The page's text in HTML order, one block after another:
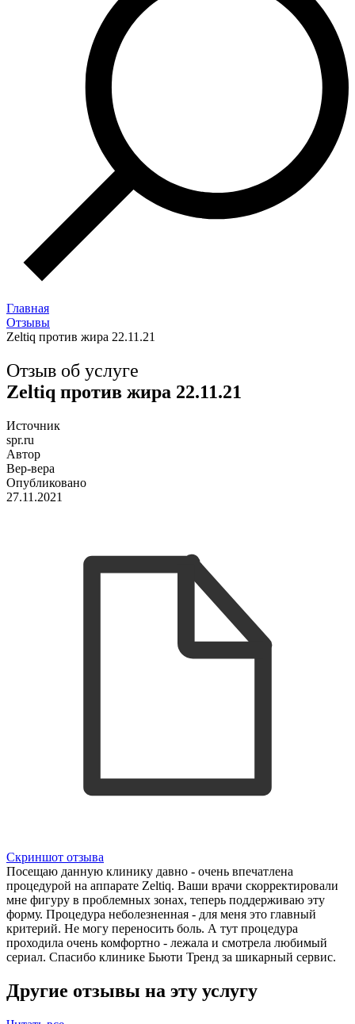
Главная
Отзывы
Zeltiq против жира 22.11.21
Отзыв об услуге
Zeltiq против жира 22.11.21
Источник
spr.ru
Автор
Вер-вера
Опубликовано
27.11.2021
Скриншот отзыва
Посещаю данную клинику давно - очень впечатлена
процедурой на аппарате Zeltiq. Ваши врачи скорректировали
мне фигуру в проблемных зонах, теперь поддерживаю эту
форму. Процедура неболезненная - для меня это главный
критерий. Не могу переносить боль. А тут процедура
проходила очень комфортно - лежала и смотрела любимый
сериал. Спасибо клинике Бьюти Тренд за шикарный сервис.
Другие отзывы на эту услугу